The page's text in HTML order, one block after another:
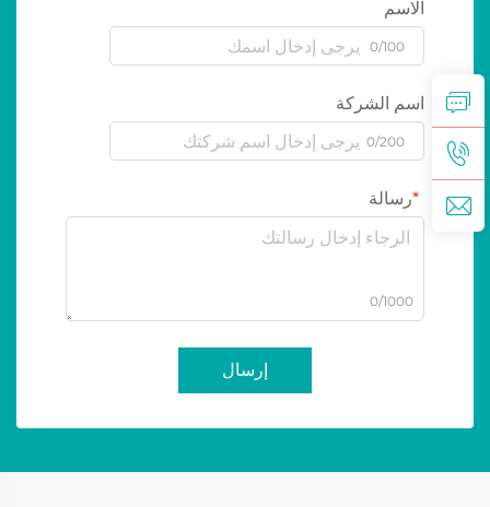
الاسم
0/100
اسم الشركة
0/200
رسالة
0/1000
إرسال